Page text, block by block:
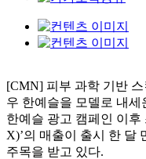
[CMN] 피부 과학 기반 스
우 한예슬을 모델로 내
한예슬 광고 캠페인 이후
X)’의 매출이 출시 한 달
주목을 받고 있다.